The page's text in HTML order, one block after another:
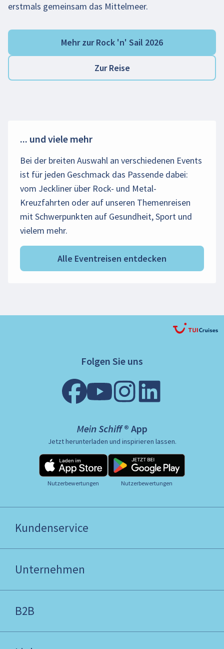
erstmals gemeinsam das Mittelmeer.
Zur Reise
Mehr zur Rock 'n' Sail 2026
... und viele mehr
Bei der breiten Auswahl an verschiedenen Events
ist für jeden Geschmack das Passende dabei:
vom Jeckliner über Rock- und Metal-
Kreuzfahrten oder auf unseren Themenreisen
mit Schwerpunkten auf Gesundheit, Sport und
vielem mehr.
Alle Eventreisen entdecken
Folgen Sie uns
Mein Schiff ® App
Jetzt herunterladen und inspirieren lassen.
Nutzerbewertungen Nutzerbewertungen
Kundenservice
Unternehmen
B2B